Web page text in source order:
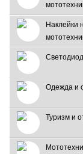
Наклейки
Одежда и
Туризм и